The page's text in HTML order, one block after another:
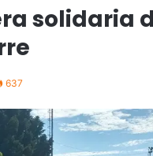
solidaria
637